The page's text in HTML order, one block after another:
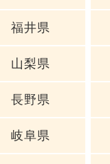
福井県
山梨県
長野県
岐阜県